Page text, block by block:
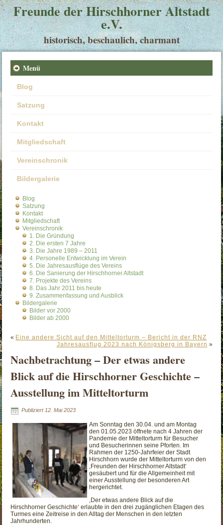
Freunde der Hirschhorner Altstadt
e.V.
historisch, beschaulich, charmant
Menü
Blog
Satzung
Kontakt
Mitgliedschaft
Vereinschronik
Bildergalerie
Blog
Satzung
Kontakt
Mitgliedschaft
Vereinschronik
1. Die Gründung
2. Die ersten 7 Jahre
3. Die Jahre 1989 – 2011
4. Personelle Entwicklung im Verein
5. Die Jahresausflüge des Vereins
6. Die Sanierung der Hirschhorner Altstadt
7. Projekte des Vereins
8. Das Jahr 2011 bis heute
9. Zusammenfassung und Ausblick
Bildergalerie
Bilder vor 2000
Bilder ab 2000
« Eine andere Sicht auf den Mitteltorturm – Bericht in der RNZ
Jahresausflug 2023 nach Königsberg in Bayern »
Nachbetrachtung – Der etwas andere
Blick auf die Hirschhorner Geschichte –
Ausstellung im Mitteltorturm
Publiziert 12. Mai 2023
Am Sonntag den 30.04. und am Montag
den 01.05.2023 öffnete nach 4 Jahren der
Pandemie der Mitteltorturm für Besucher
und Besucherinnen seine Pforten. Im
Rahmen der 1250-Jahrfeier der Stadt
Hirschhorn wurde der Mitteltorturm von den
‚Freunden der Hirschhorner Altstadt‘
gesäubert und für die Allgemeinheit mit
einer Ausstellung der besonderen Art
hergerichtet.
‚Der etwas andere Blick auf die
Hirschhorner Geschichte‘ erlaubte in den drei zugänglichen Etagen des
Turmes eine Zeitreise in den Alltag der Menschen in den letzten
Jahrhunderten.